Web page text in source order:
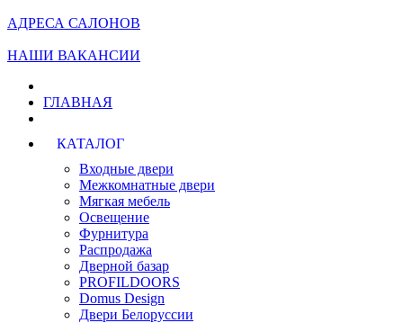
АДРЕСА САЛОНОВ
НАШИ ВАКАНСИИ
ГЛАВНАЯ
КАТАЛОГ
Входные двери
Межкомнатные двери
Мягкая мебель
Освещение
Фурнитура
Распродажа
Дверной базар
PROFILDOORS
Domus Design
Двери Белоруссии